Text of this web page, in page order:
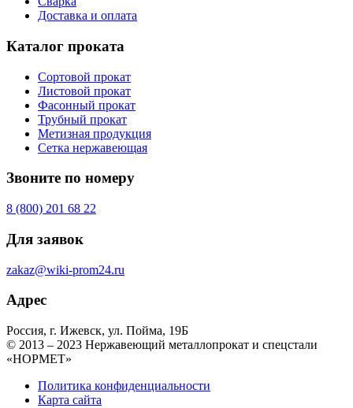
Доставка и оплата
Каталог проката
Сортовой прокат
Листовой прокат
Фасонный прокат
Трубный прокат
Метизная продукция
Сетка нержавеющая
Звоните по номеру
8 (800) 201 68 22
Для заявок
zakaz@wiki-prom24.ru
Адрес
Россия, г. Ижевск, ул. Пойма, 19Б
© 2013 – 2023 Нержавеющий металлопрокат и спецстали
«НОРМЕТ»
Политика конфиденциальности
Карта сайта